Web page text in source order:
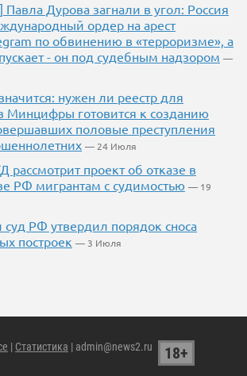
Дурова загнали в угол: Россия
ордер на арест
по обвинению в «терроризме», а
- он под судебным надзором —
нужен ли реестр для
Минцифры готовится к созданию
половые преступления
— 24 Июля
рассмотрит проект об отказе в
РФ мигрантам с судимостью — 19
РФ утвердил порядок сноса
построек — 3 Июля
| Статистика | admin@news2.ru 18+